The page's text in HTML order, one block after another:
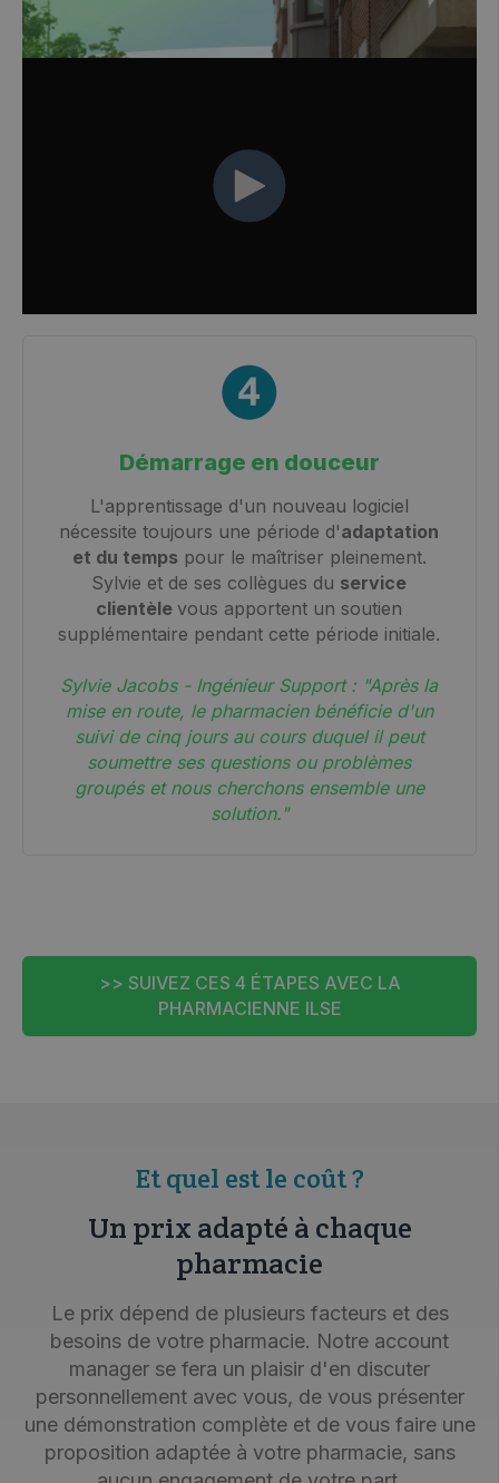
Démarrage en douceur
L'apprentissage d'un nouveau logiciel
nécessite toujours une période d'adaptation
et du tempspour le maîtriser pleinement.
Sylvie et de ses collègues du service
clientèlevous apportent un soutien
supplémentaire pendant cette période initiale.
Sylvie Jacobs - Ingénieur Support : "Après la
mise en route, le pharmacien bénéficie d'un
suivi de cinq jours au cours duquel il peut
soumettre ses questions ou problèmes
groupés et nous cherchons ensemble une
solution."
>> SUIVEZ CES 4 ÉTAPES AVEC LA
PHARMACIENNE ILSE
Et quel est le coût ?
Un prix adapté à chaque
pharmacie
Le prix dépend de plusieurs facteurs et des
besoins de votre pharmacie. Notre account
manager se fera un plaisir d'en discuter
personnellement avec vous, de vous présenter
une démonstration complète et de vous faire une
proposition adaptée à votre pharmacie, sans